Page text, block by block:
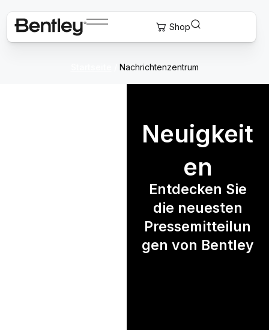
Nachrichtenzentrum
Neuigkeit
en
Entdecken Sie
die neuesten
Pressemitteilun
gen von Bentley